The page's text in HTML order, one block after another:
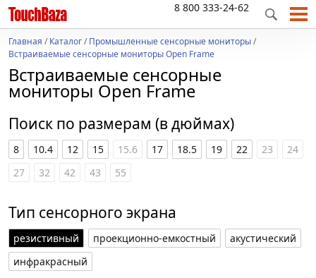
8 800 333-24-62
Главная /Каталог/Промышленные сенсорные мониторы/
Встраиваемые сенсорные мониторы Open Frame
Встраиваемые сенсорные
мониторы Open Frame
Поиск по размерам (в дюймах)
8 10.4 12 15 15.6 17 18.5 19 22 23
24
27
32 42 43 55
Тип сенсорного экрана
резистивный проекционно-емкостный
акустический
инфракрасный